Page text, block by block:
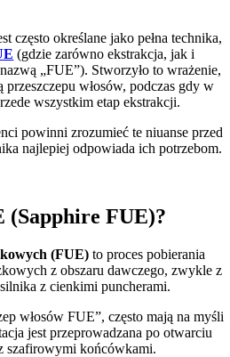
często określane jako pełna technika,
(gdzie zarówno ekstrakcja, jak i
„FUE”). Stworzyło to wrażenie,
włosów, podczas gdy w
wszystkim etap ekstrakcji.
powinni zrozumieć te niuanse przed
najlepiej odpowiada ich potrzebom.
(Sapphire FUE)?
(FUE) to proces pobierania
z obszaru dawczego, zwykle z
z cienkimi puncherami.
włosów FUE”, często mają na myśli
jest przeprowadzana po otwarciu
szafirowymi końcówkami.